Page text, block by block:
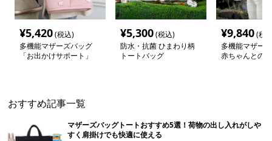
¥5,420(税込)
多機能マザーズバッグ
「お出かけサポート」
¥5,300(税込)
防水・抗菌 ひまわり柄
トートバッグ
¥9,840(税
多機能マザー
赤ちゃんとの
おすすめ記事一覧
マザーズバッグトートおすすめ5選！荷物の出し入れがしや
すく肩掛けでも快適に使える